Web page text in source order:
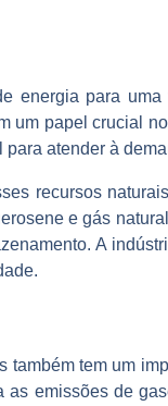
energia para
um papel crucial
atender à
recursos
e gás
A
tem um
emissões de